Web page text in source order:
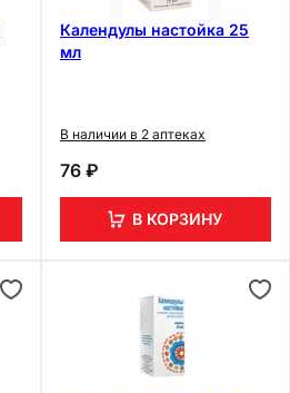
Календулы настойка 25
мл
В наличии в 2 аптеках
76 ₽
В КОРЗИНУ